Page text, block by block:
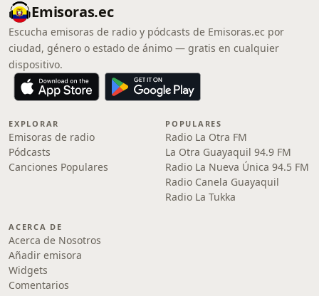
Emisoras.ec
Escucha emisoras de radio y pódcasts de Emisoras.ec por
ciudad, género o estado de ánimo — gratis en cualquier
dispositivo.
EXPLORAR
Emisoras de radio
Pódcasts
Canciones Populares
POPULARES
Radio La Otra FM
La Otra Guayaquil 94.9 FM
Radio La Nueva Única 94.5 FM
Radio Canela Guayaquil
Radio La Tukka
ACERCA DE
Acerca de Nosotros
Añadir emisora
Widgets
Comentarios